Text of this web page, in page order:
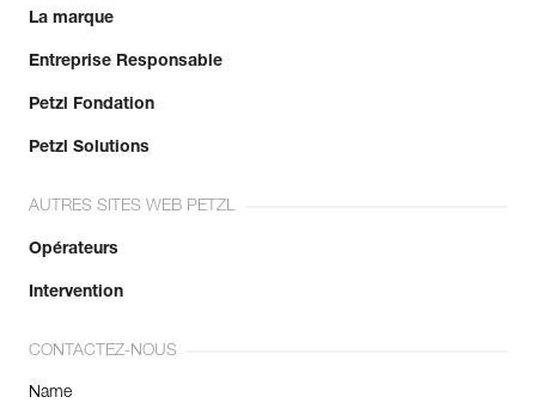
La marque
Entreprise Responsable
Petzl Fondation
Petzl Solutions
AUTRES SITES WEB PETZL
Opérateurs
Intervention
CONTACTEZ-NOUS
Name